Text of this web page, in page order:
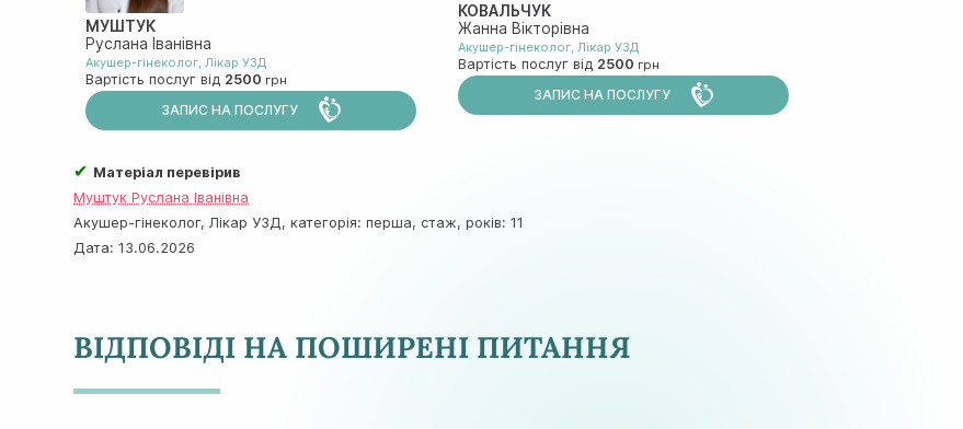
МУШТУК
Руслана Іванівна
Акушер-гінеколог Лiкар УЗД
Вартість послуг від 2500
ЗАПИС НА ПОСЛУГУ
КОВАЛЬЧУК
Жанна Вікторівна
Акушер-гінеколог Лiкар УЗД
Вартість послуг від 2500
ЗАПИС НА ПОСЛУГУ
✔ Матеріал перевірив
Муштук Руслана Іванівна
Акушер-гінеколог, Лiкар УЗД, категорія: перша, стаж, років: 11
Дата:13.06.2026
ВІДПОВІДІ НА ПОШИРЕНІ ПИТАННЯ